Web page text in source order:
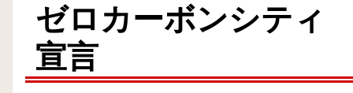
ゼロカーボンシティ
宣言